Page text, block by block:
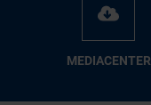
ME­DIA­CEN­TER